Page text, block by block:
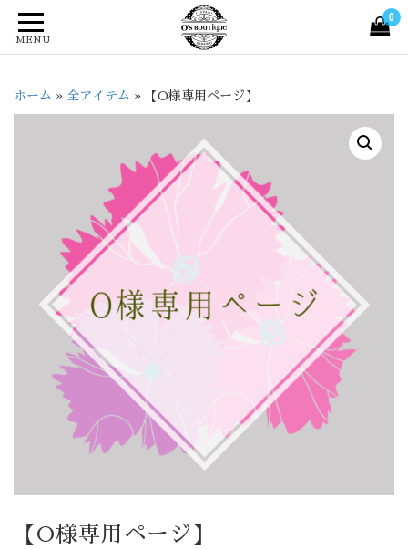
MENU
0
ホーム » 全アイテム » 【O様専用ページ】
【O様専用ページ】